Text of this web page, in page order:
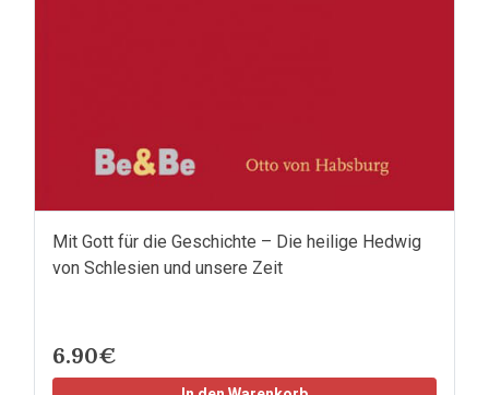
Mit Gott für die Geschichte – Die heilige Hedwig
von Schlesien und unsere Zeit
6.90€